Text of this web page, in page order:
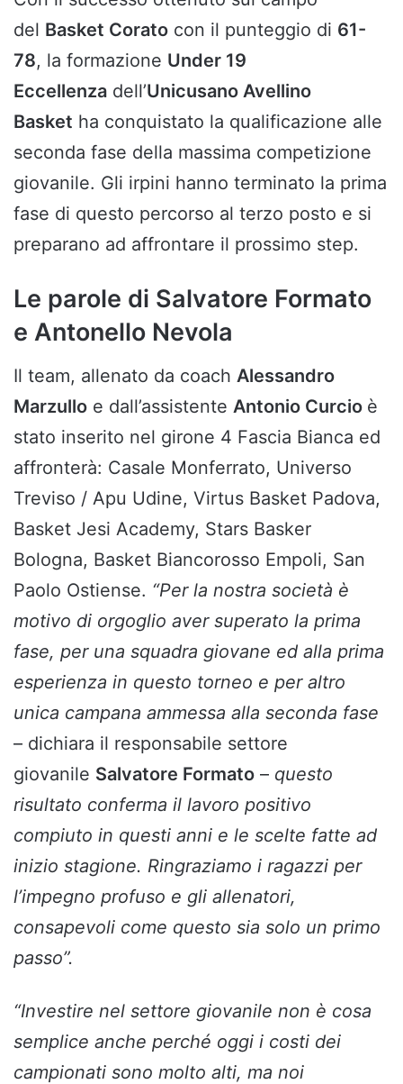
del Basket Corato con il punteggio di 61-
78, la formazione Under 19
Eccellenza dell’Unicusano Avellino
Basket ha conquistato la qualificazione alle
seconda fase della massima competizione
giovanile. Gli irpini hanno terminato la prima
fase di questo percorso al terzo posto e si
preparano ad affrontare il prossimo step.
Le parole di Salvatore Formato
e Antonello Nevola
Il team, allenato da coach Alessandro
Marzullo e dall’assistente Antonio Curcio è
stato inserito nel girone 4 Fascia Bianca ed
affronterà: Casale Monferrato, Universo
Treviso / Apu Udine, Virtus Basket Padova,
Basket Jesi Academy, Stars Basker
Bologna, Basket Biancorosso Empoli, San
Paolo Ostiense. “Per la nostra società è
motivo di orgoglio aver superato la prima
fase, per una squadra giovane ed alla prima
esperienza in questo torneo e per altro
unica campana ammessa alla seconda fase
– dichiara il responsabile settore
giovanile Salvatore Formato – questo
risultato conferma il lavoro positivo
compiuto in questi anni e le scelte fatte ad
inizio stagione. Ringraziamo i ragazzi per
l’impegno profuso e gli allenatori,
consapevoli come questo sia solo un primo
passo”.
“Investire nel settore giovanile non è cosa
semplice anche perché oggi i costi dei
campionati sono molto alti, ma noi